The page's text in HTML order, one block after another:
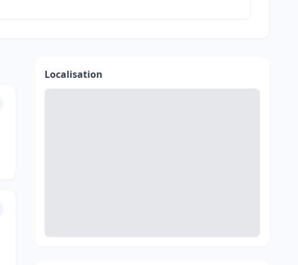
Localisation